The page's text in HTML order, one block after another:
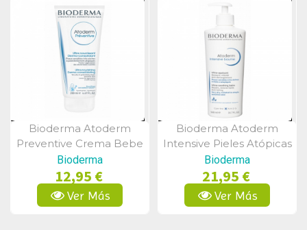
Vista Rápida
Bioderma Atoderm
Preventive Crema Bebe
200 Ml
Bioderma
12,95 €
Ver Más
Vista Rápida
Bioderma Atoderm
Intensive Pieles Atópicas
500 Ml
Bioderma
21,95 €
Ver Más